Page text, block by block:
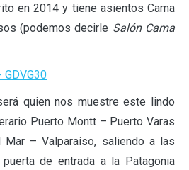
en 2014 y tiene asientos Cama
(podemos decirle Salón Cama
quien nos muestre este lindo
Puerto Montt – Puerto Varas
– Valparaíso, saliendo a las
de entrada a la Patagonia